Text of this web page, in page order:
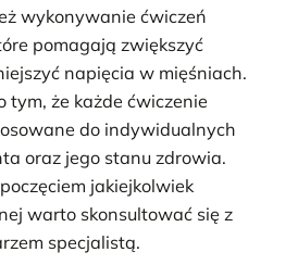
wykonywanie ćwiczeń
pomagają zwiększyć
napięcia w mięśniach.
tym, że każde ćwiczenie
do indywidualnych
oraz jego stanu zdrowia.
jakiejkolwiek
warto skonsultować się z
specjalistą.